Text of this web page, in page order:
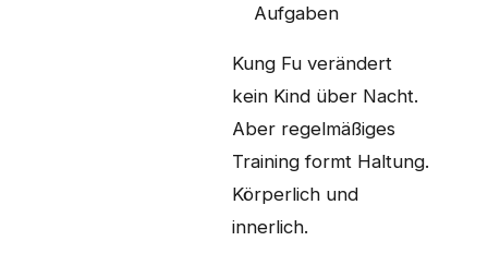
Aufgaben
Kung Fu verändert
kein Kind über Nacht.
Aber regelmäßiges
Training formt Haltung.
Körperlich und
innerlich.